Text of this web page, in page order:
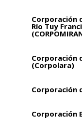
Corporación
Río Tuy
Corporación
(Corpolara)
Corporación
Corporación